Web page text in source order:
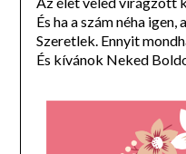
És ha a szám néha
Szeretlek. Ennyit
És kívánok Neked